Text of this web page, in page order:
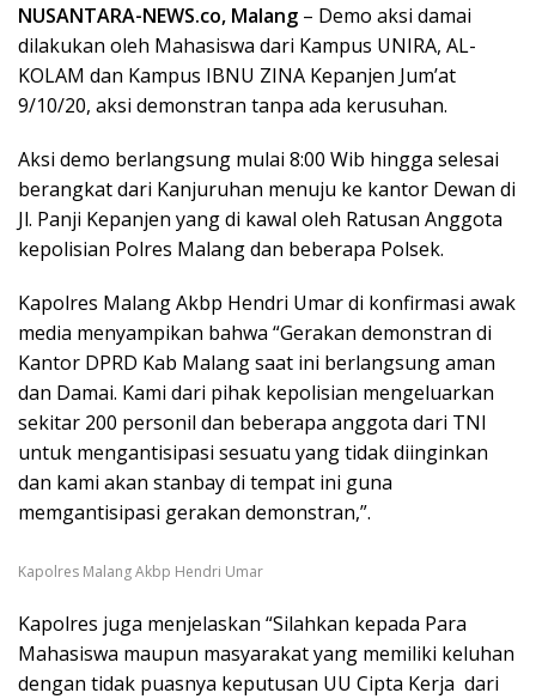
NUSANTARA-NEWS.co, Malang – Demo aksi damai
dilakukan oleh Mahasiswa dari Kampus UNIRA, AL-
KOLAM dan Kampus IBNU ZINA Kepanjen Jum’at
9/10/20, aksi demonstran tanpa ada kerusuhan.
Aksi demo berlangsung mulai 8:00 Wib hingga selesai
berangkat dari Kanjuruhan menuju ke kantor Dewan di
Jl. Panji Kepanjen yang di kawal oleh Ratusan Anggota
kepolisian Polres Malang dan beberapa Polsek.
Kapolres Malang Akbp Hendri Umar di konfirmasi awak
media menyampikan bahwa “Gerakan demonstran di
Kantor DPRD Kab Malang saat ini berlangsung aman
dan Damai. Kami dari pihak kepolisian mengeluarkan
sekitar 200 personil dan beberapa anggota dari TNI
untuk mengantisipasi sesuatu yang tidak diinginkan
dan kami akan stanbay di tempat ini guna
memgantisipasi gerakan demonstran,”.
Kapolres Malang Akbp Hendri Umar
Kapolres juga menjelaskan “Silahkan kepada Para
Mahasiswa maupun masyarakat yang memiliki keluhan
dengan tidak puasnya keputusan UU Cipta Kerja dari